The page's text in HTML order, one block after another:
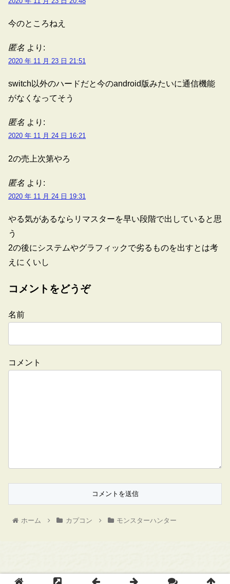
今のところねえ
匿名 より:
2020 年 11 月 23 日 21:51
switch以外のハードだと今のandroid版みたいに通信機能
がなくなってそう
匿名 より:
2020 年 11 月 24 日 16:21
2の売上次第やろ
匿名 より:
2020 年 11 月 24 日 19:31
やる気があるならリマスターを早い段階で出していると思
う
2の後にシステムやグラフィックで劣るものを出すとは考
えにくいし
コメントをどうぞ
名前
コメント
ホーム カプコン モンスターハンター